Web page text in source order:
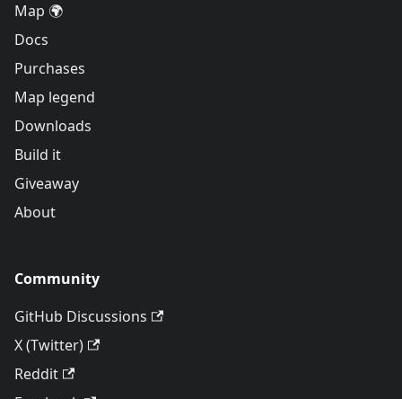
Map 🌍
Docs
Purchases
Map legend
Downloads
Build it
Giveaway
About
Community
GitHub Discussions
X (Twitter)
Reddit